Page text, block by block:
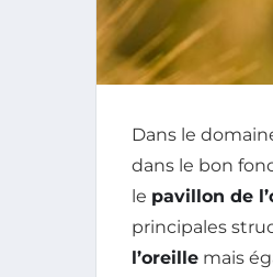
Dans le
dans le bon
le pavillon de
principales
l’oreille mais